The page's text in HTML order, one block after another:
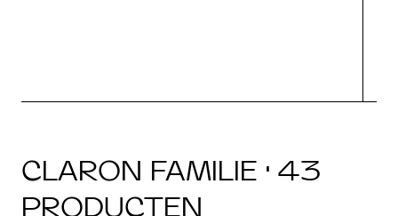
CLARON FAMILIE · 43
PRODUCTEN